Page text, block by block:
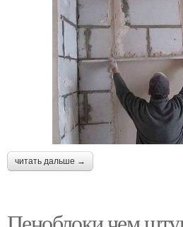
читать дальше →